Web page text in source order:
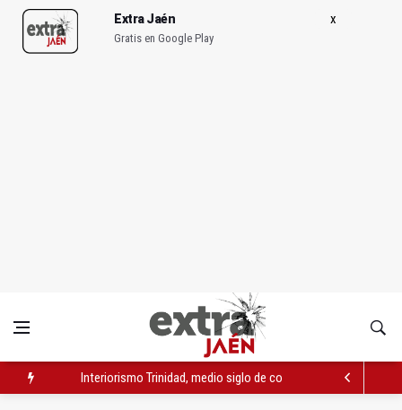
Extra Jaén
Gratis en Google Play
Interiorismo Trinidad, medio siglo de confianza y solidez